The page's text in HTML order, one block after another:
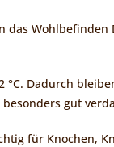
das Wohlbefinden
Dadurch
gut
für Knochen,